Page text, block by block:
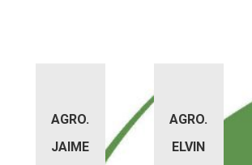
AGRO.
JAIME
AGRO.
ELVIN